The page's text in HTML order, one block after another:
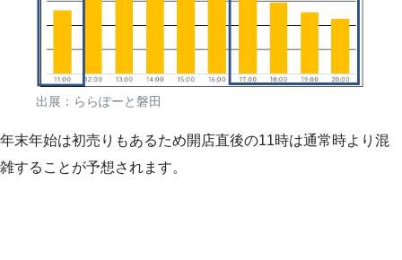
出展：ららぽーと磐田
年末年始は初売りもあるため開店直後の11時は通常時より混
雑することが予想されます。